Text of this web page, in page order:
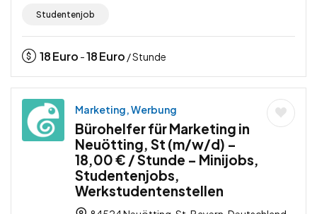
Studentenjob
18Euro -18Euro / Stunde
Marketing, Werbung
Bürohelfer für Marketing in
Neuötting, St (m/w/d) –
18,00 € / Stunde – Minijobs,
Studentenjobs,
Werkstudentenstellen